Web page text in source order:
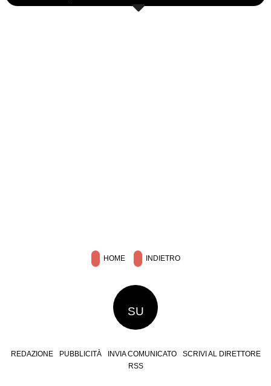
HOME INDIETRO
SU
REDAZIONE PUBBLICITÀ INVIA COMUNICATO
SCRIVI AL DIRETTORE
RSS